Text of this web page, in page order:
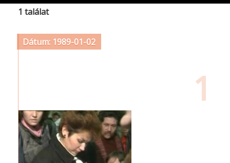
1 találat
Dátum: 1989-01-02
1